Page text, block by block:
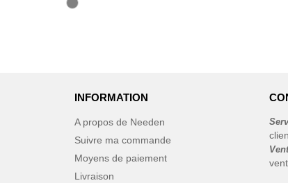
FRUIT OF THE LOOM VINTAGE
Finden & Hales
Front row
INFORMATION
A propos de Needen
Suivre ma commande
Moyens de paiement
Livraison